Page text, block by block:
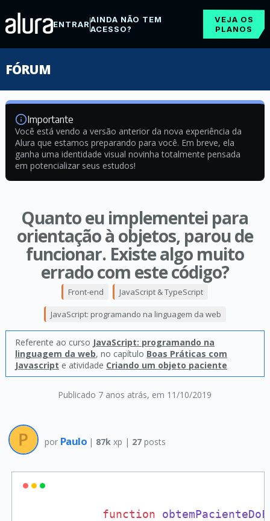
ENTRARAINDA NÃO TEM
ACESSO?
VEJA OS
PLANOS
FÓRUM
Importante
Você está vendo a versão anterior da nova experiência da
Alura que estamos preparando para você. Em breve, ela
ganha uma identidade visual novinha totalmente pensada
em potencializar seus estudos!
Quanto eu implementei para
orientação à objetos, parou de
funcionar. Existe algo muito
errado com este código?
Publicado 7 anos atrás, em 11/10/2019
Front-end JavaScript & TypeScript
JavaScript: programando na linguagem da web
Referente ao curso JavaScript: programando na
linguagem da web, no capítulo Boas Práticas com
Javascript e atividade Criando um objeto paciente
por Paulo | 87k xp | 27 posts
function